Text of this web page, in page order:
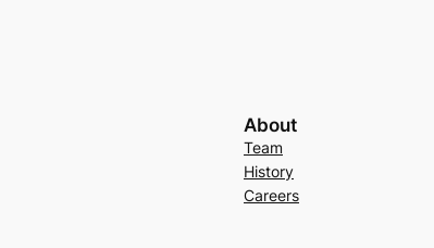
About
Team
History
Careers